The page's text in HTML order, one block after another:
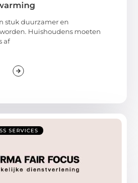
stuk duurzamer en
Huishoudens moeten
af
SERVICES